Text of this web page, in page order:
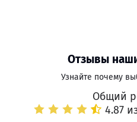
Отзывы
Узнайте почему
Общий
4.87